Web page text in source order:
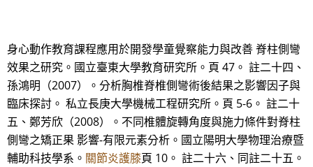
身心動作教育課程應用於開發學童覺察能力與改善 脊柱側彎
效果之研究。國立臺東大學教育研究所。頁 47。 註二十四、
孫鴻明（2007）。分析胸椎脊椎側彎術後結果之影響因子與
臨床探討。 私立長庚大學機械工程研究所。頁 5-6。 註二十
五、鄭芳欣（2008）。不同椎體旋轉角度與施力條件對脊柱
側彎之矯正果 影響-有限元素分析。國立陽明大學物理治療暨
輔助科技學系。 關節炎護膝頁 10。 註二十六、同註二十五。